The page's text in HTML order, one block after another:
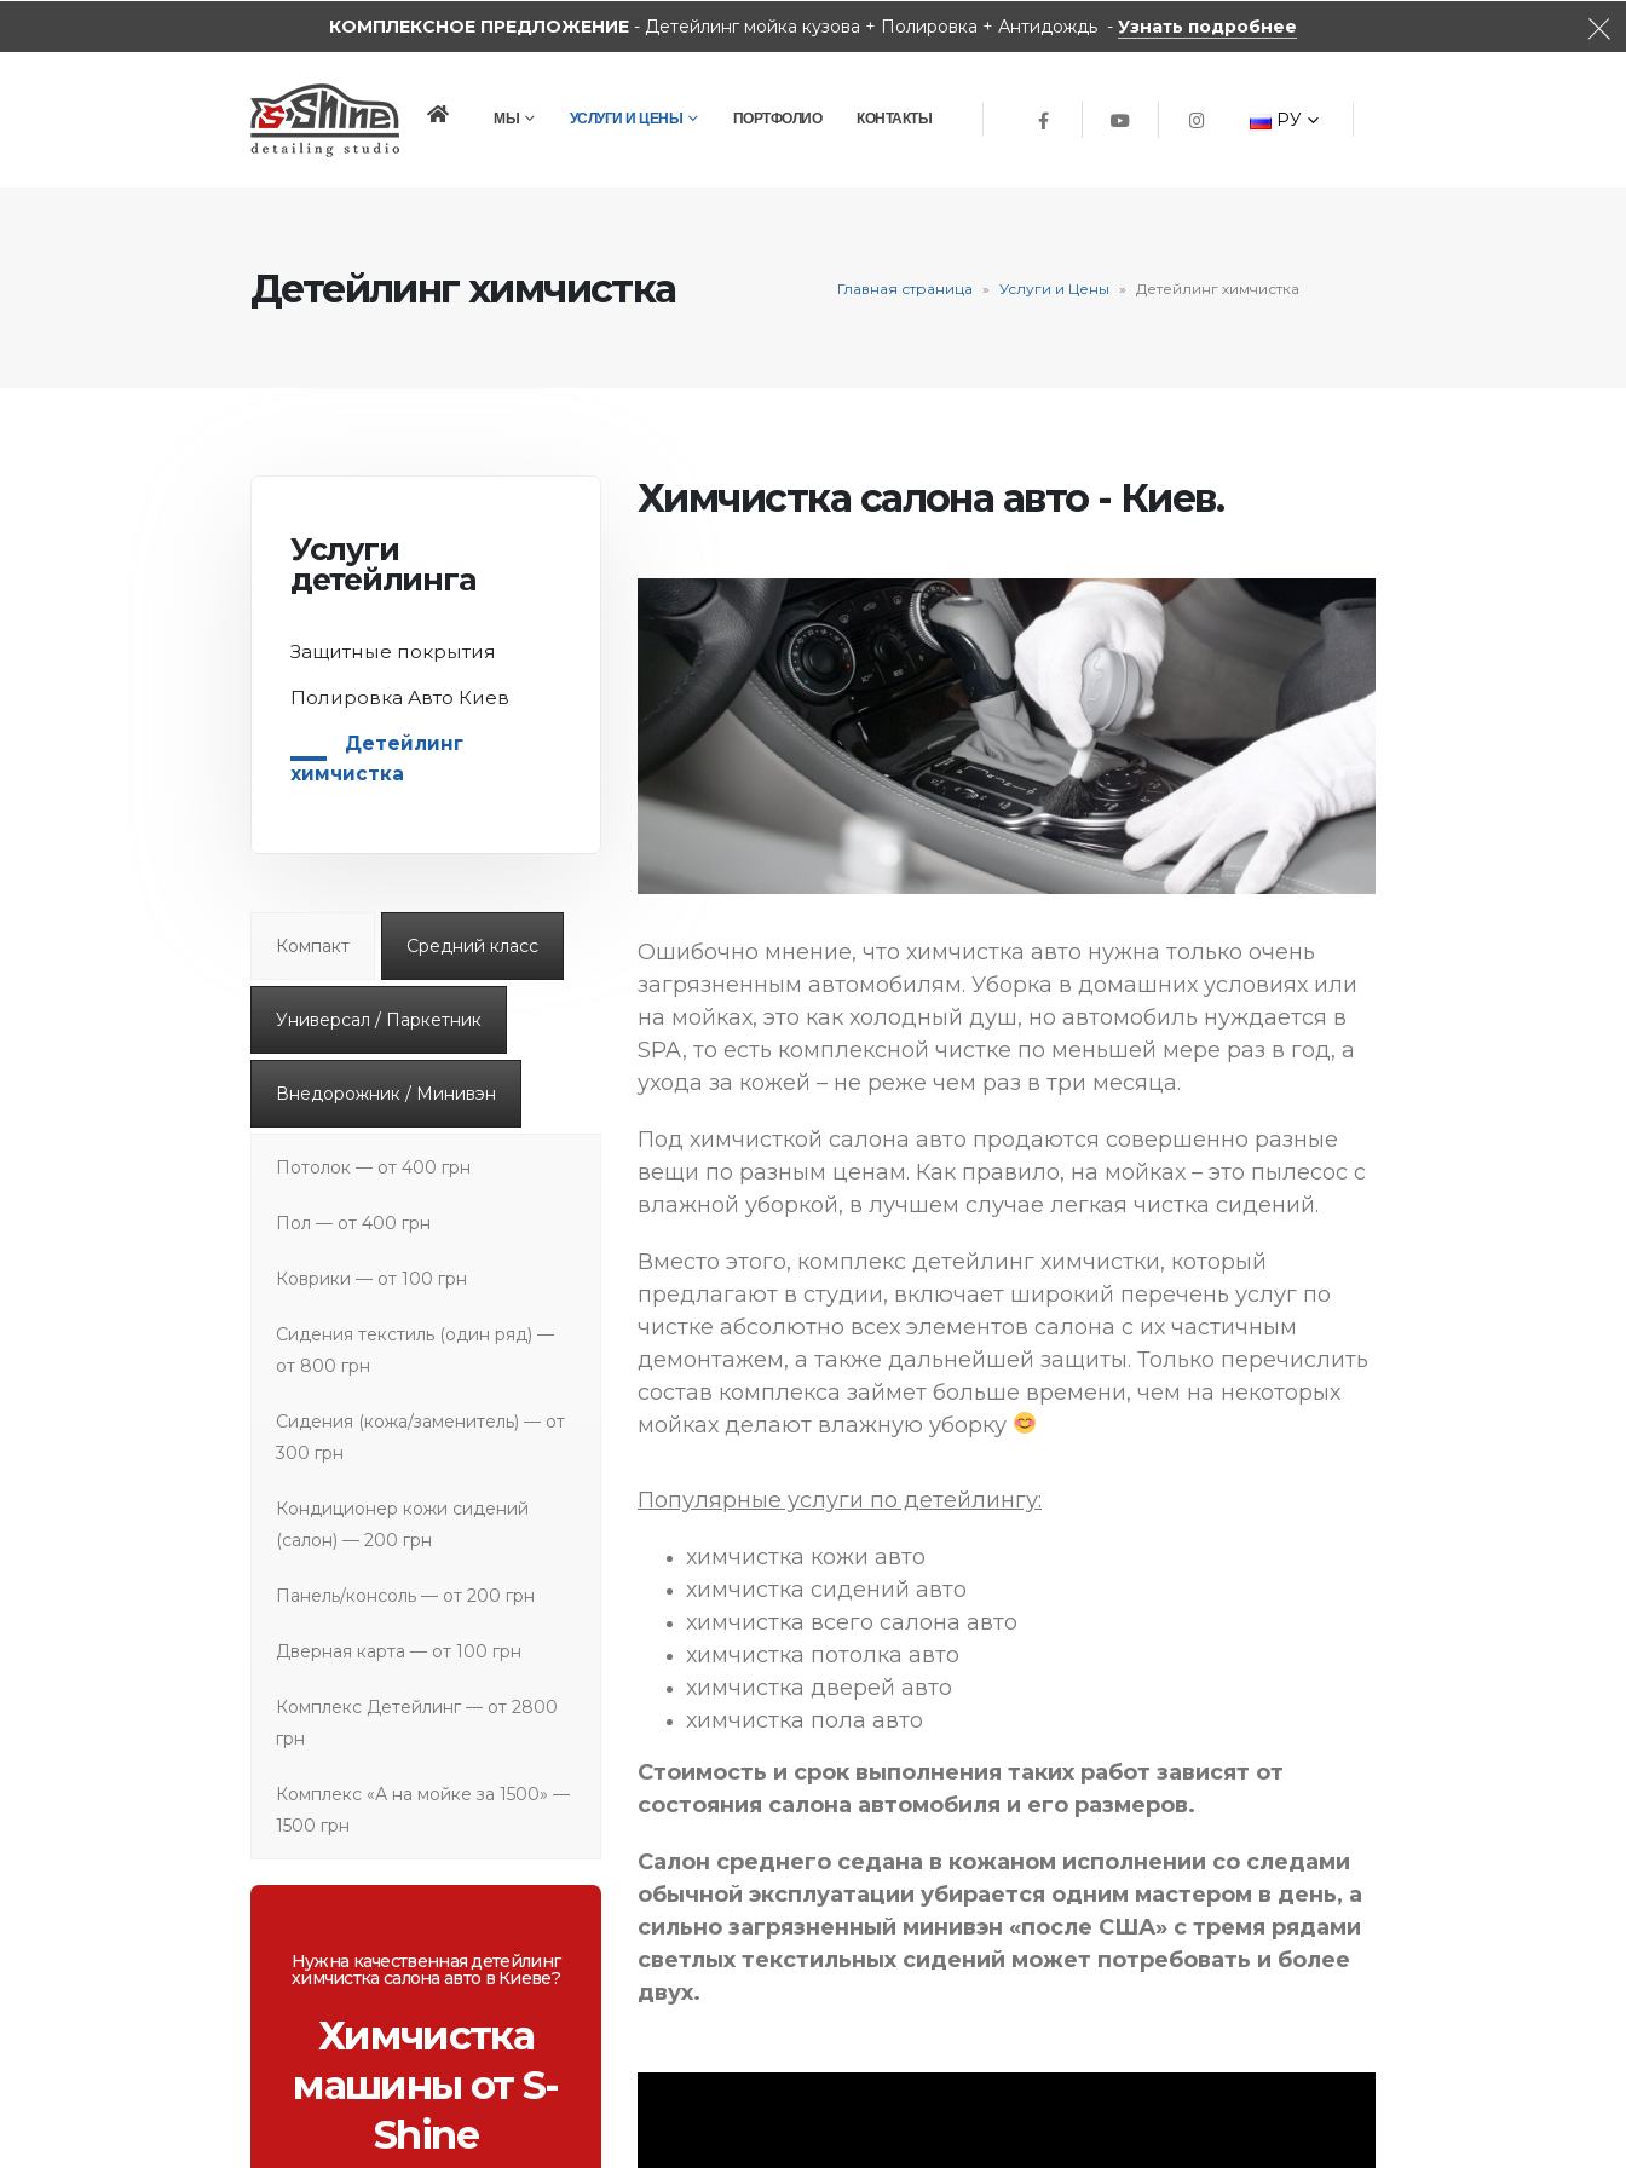
КОМПЛЕКСНОЕ ПРЕДЛОЖЕНИЕ - Детейлинг мойка кузова + Полировка + Антидождь - Узнать подробнее
МЫ УСЛУГИ И ЦЕНЫ ПОРТФОЛИО КОНТАКТЫ РУ
Детейлинг химчистка Главная страница » Услуги и Цены » Детейлинг химчистка
Химчистка салона авто - Киев.
Ошибочно мнение, что химчистка авто нужна только очень
загрязненным автомобилям. Уборка в домашних условиях или
на мойках, это как холодный душ, но автомобиль нуждается в
SPA, то есть комплексной чистке по меньшей мере раз в год, а
ухода за кожей – не реже чем раз в три месяца.
Под химчисткой салона авто продаются совершенно разные
вещи по разным ценам. Как правило, на мойках – это пылесос с
влажной уборкой, в лучшем случае легкая чистка сидений.
Вместо этого, комплекс детейлинг химчистки, который
предлагают в студии, включает широкий перечень услуг по
чистке абсолютно всех элементов салона с их частичным
демонтажем, а также дальнейшей защиты. Только перечислить
состав комплекса займет больше времени, чем на некоторых
мойках делают влажную уборку
Популярные услуги по детейлингу:
химчистка кожи авто
химчистка сидений авто
химчистка всего салона авто
химчистка потолка авто
химчистка дверей авто
химчистка пола авто
Стоимость и срок выполнения таких работ зависят от
состояния салона автомобиля и его размеров.
Салон среднего седана в кожаном исполнении со следами
обычной эксплуатации убирается одним мастером в день, а
сильно загрязненный минивэн «после США» с тремя рядами
светлых текстильных сидений может потребовать и более
двух.
Услуги
детейлинга
Защитные покрытия
Полировка Авто Киев
Детейлинг
химчистка
Компакт Средний класс
Универсал / Паркетник
Внедорожник / Минивэн
Потолок — от 400 грн
Пол — от 400 грн
Коврики — от 100 грн
Сидения текстиль (один ряд) —
от 800 грн
Сидения (кожа/заменитель) — от
300 грн
Кондиционер кожи сидений
(салон) — 200 грн
Панель/консоль — от 200 грн
Дверная карта — от 100 грн
Комплекс Детейлинг — от 2800
грн
Комплекс «А на мойке за 1500» —
1500 грн
Нужна качественная детейлинг
химчистка салона авто в Киеве?
Химчистка
машины от S-
Shine